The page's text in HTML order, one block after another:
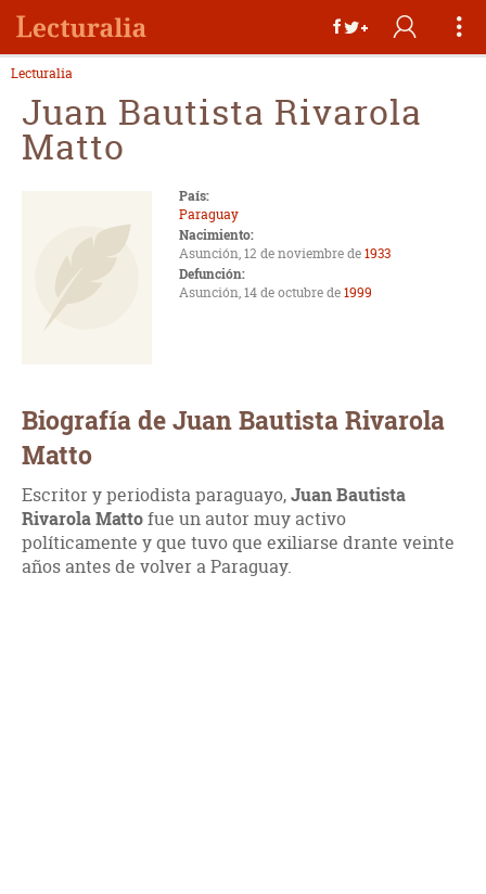
Lecturalia
Juan Bautista Rivarola
Matto
País:
Paraguay
Nacimiento:
Asunción, 12 de noviembre de1933
Defunción:
Asunción, 14 de octubre de1999
Biografía de Juan Bautista Rivarola
Matto
Escritor y periodista paraguayo,Juan Bautista
Rivarola Mattofue un autor muy activo
políticamente y que tuvo que exiliarse drante veinte
años antes de volver a Paraguay.